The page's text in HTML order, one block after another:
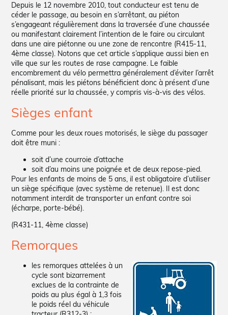
Depuis le 12 novembre 2010, tout conducteur est tenu de
céder le passage, au besoin en s’arrêtant, au piéton
s’engageant régulièrement dans la traversée d’une chaussée
ou manifestant clairement l’intention de le faire ou circulant
dans une aire piétonne ou une zone de rencontre (R415-11,
4ème classe). Notons que cet article s’applique aussi bien en
ville que sur les routes de rase campagne. Le faible
encombrement du vélo permettra généralement d’éviter l’arrêt
pénalisant, mais les piétons bénéficient donc à présent d’une
réelle priorité sur la chaussée, y compris vis-à-vis des vélos.
Sièges enfant
Comme pour les deux roues motorisés, le siège du passager
doit être muni :
soit d’une courroie d’attache
soit d’au moins une poignée et de deux repose-pied.
Pour les enfants de moins de 5 ans, il est obligatoire d’utiliser
un siège spécifique (avec système de retenue). Il est donc
notamment interdit de transporter un enfant contre soi
(écharpe, porte-bébé).
(R431-11, 4ème classe)
Remorques
les remorques attelées à un
cycle sont bizarrement
exclues de la contrainte de
poids au plus égal à 1,3 fois
le poids réel du véhicule